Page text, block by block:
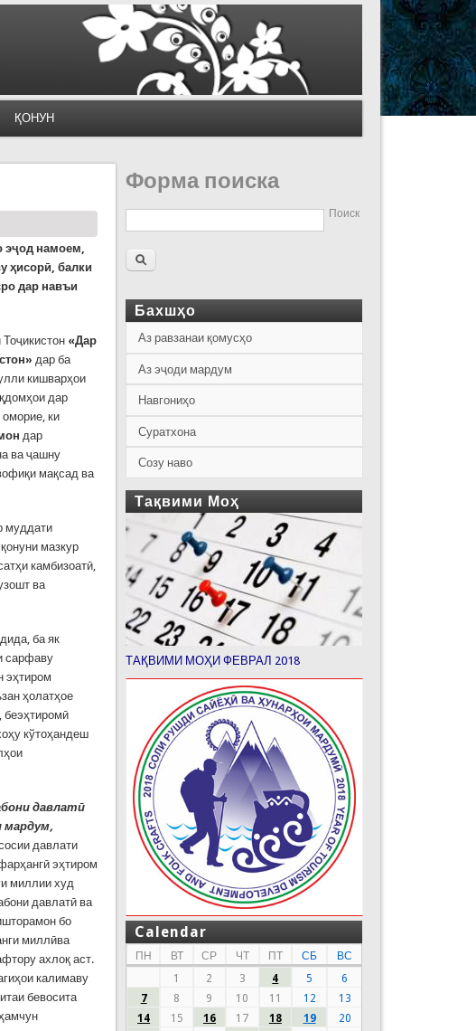
ҚОНУН
эҷод намоем,
ҳисорӣ, балки
дар навъи
«Дар
дар ба
кишварҳои
дар
ки
дар
ва ҷашну
мақсад ва
муддати
мазкур
камбизоатӣ,
ва
ба як
сарфаву
эҳтиром
ҳолатҳое
беэҳтиромӣ
кўтоҳандеш
давлатӣ
мардум,
давлати
эҳтиром
миллии худ
давлатӣ ва
бо
миллӣва
ахлоқ аст.
калимаву
бевосита
Форма поиска
Поиск
Бахшҳо
Аз равзанаи қомусҳо
Аз эҷоди мардум
Навгониҳо
Суратхона
Созу наво
Тақвими Моҳ
ТАҚВИМИ МОҲИ ФЕВРАЛ 2018
Calendar
ПН ВТ СР ЧТ ПТ СБ
ВС
1
2 3 4 5
6
7
8 9 10 11 12
13
14
15 16 17 18 19
20